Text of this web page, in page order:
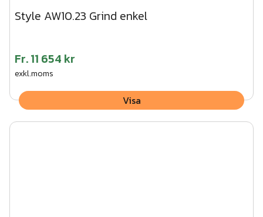
Style AW10.23 Grind enkel
Fr.11 654 kr
exkl.moms
Visa